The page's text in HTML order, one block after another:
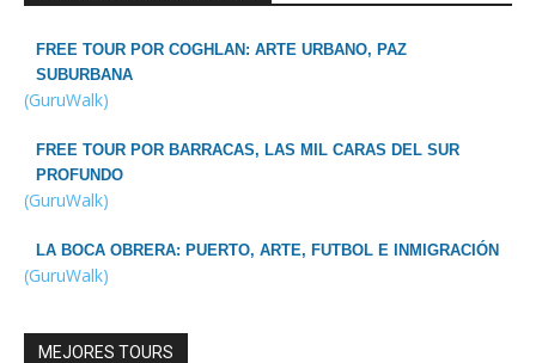
FREE TOUR POR COGHLAN: ARTE URBANO, PAZ
SUBURBANA
(GuruWalk)
FREE TOUR POR BARRACAS, LAS MIL CARAS DEL SUR
PROFUNDO
(GuruWalk)
LA BOCA OBRERA: PUERTO, ARTE, FUTBOL E INMIGRACIÓN
(GuruWalk)
MEJORES TOURS